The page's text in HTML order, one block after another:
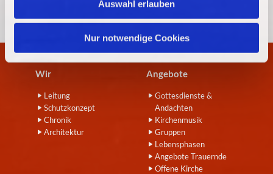
Auswahl erlauben
Nur notwendige Cookies
Wir
Leitung
Schutzkonzept
Chronik
Architektur
Angebote
Gottesdienste &
Andachten
Kirchenmusik
Gruppen
Lebensphasen
Angebote Trauernde
Offene Kirche